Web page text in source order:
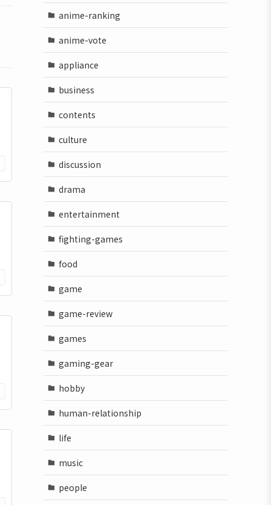
anime-ranking
anime-vote
appliance
business
contents
culture
discussion
drama
entertainment
fighting-games
food
game
game-review
games
gaming-gear
hobby
human-relationship
life
music
people